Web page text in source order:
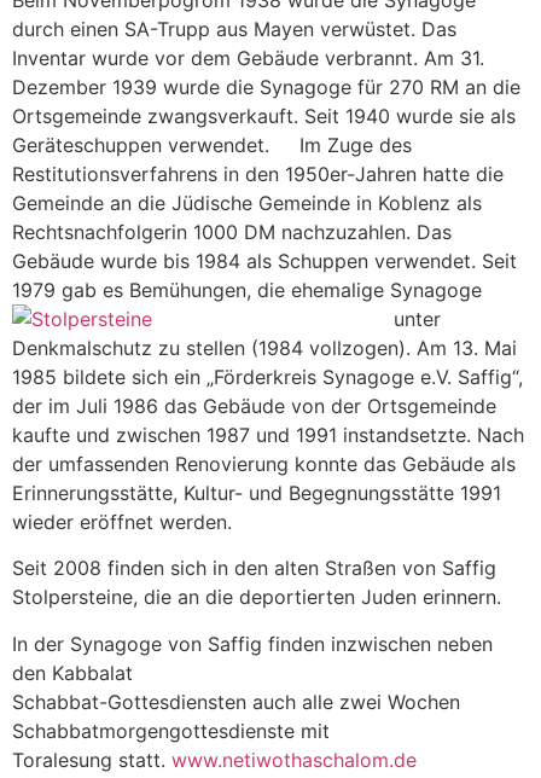
durch einen SA-Trupp aus Mayen verwüstet. Das
Inventar wurde vor dem Gebäude verbrannt. Am 31.
Dezember 1939 wurde die Synagoge für 270 RM an die
Ortsgemeinde zwangsverkauft. Seit 1940 wurde sie als
Geräteschuppen verwendet. Im Zuge des
Restitutionsverfahrens in den 1950er-Jahren hatte die
Gemeinde an die Jüdische Gemeinde in Koblenz als
Rechtsnachfolgerin 1000 DM nachzuzahlen. Das
Gebäude wurde bis 1984 als Schuppen verwendet. Seit
1979 gab es Bemühungen, die ehemalige Synagoge
unter
Denkmalschutz zu stellen (1984 vollzogen). Am 13. Mai
1985 bildete sich ein „Förderkreis Synagoge e.V. Saffig“,
der im Juli 1986 das Gebäude von der Ortsgemeinde
kaufte und zwischen 1987 und 1991 instandsetzte. Nach
der umfassenden Renovierung konnte das Gebäude als
Erinnerungsstätte, Kultur- und Begegnungsstätte 1991
wieder eröffnet werden.
Seit 2008 finden sich in den alten Straßen von Saffig
Stolpersteine, die an die deportierten Juden erinnern.
In der Synagoge von Saffig finden inzwischen neben
den Kabbalat
Schabbat-Gottesdiensten auch alle zwei Wochen
Schabbatmorgengottesdienste mit
Toralesung statt. www.netiwothaschalom.de